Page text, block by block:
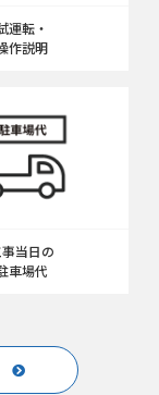
運転・
作説明
当日の
車場代